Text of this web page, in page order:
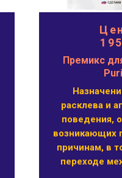
Премикс
расклева и
поведения,
возникающих
причинам, в
переходе